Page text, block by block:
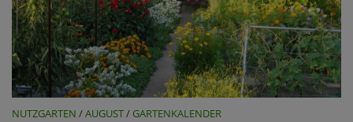
NUTZGARTEN /AUGUST/ GARTENKALENDER